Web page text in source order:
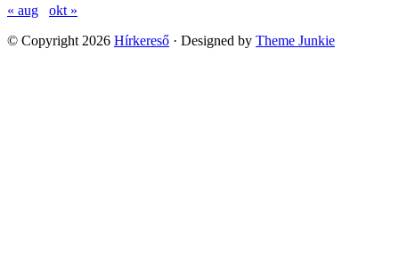
« aug
okt »
© Copyright 2026 Hírkereső · Designed by Theme Junkie